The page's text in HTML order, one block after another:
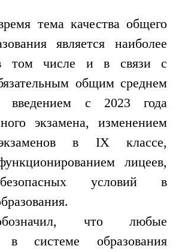
тема качества общего
является наиболее
в том числе и в связи с
общим среднем
введением с 2023 года
экзамена, изменением
в IX классе,
лицеев,
условий в
что любые
в системе образования